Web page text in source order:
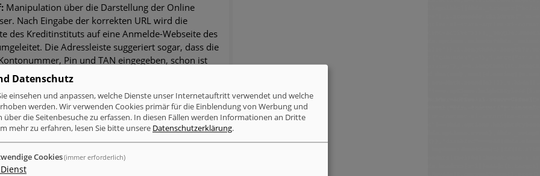
Manipulation über die Darstellung der Online
Nach Eingabe der korrekten URL wird die
des Kreditinstituts auf eine Anmelde-Webseite des
Die Adressleiste suggeriert sogar, dass die
Pin und TAN eingegeben, schon ist
im Urlaubshotel in Vietnam abzuwickeln, ist
Welt für mehr Freiheit und Flexibilität. Doch gerade
oder im Internetcafé liegen enorme
Konto. Das sind die wichtigsten Gefahren beim
Datenschutz
einsehen und anpassen, welche Dienste unser Internetauftritt verwendet und welche
werden. Wir verwenden Cookies primär für die Einblendung von Werbung und
über die Seitenbesuche zu erfassen. In diesen Fällen werden Informationen an Dritte
mehr zu erfahren, lesen Sie bitte unsere Datenschutzerklärung.
Cookies(immer erforderlich)
Dienst